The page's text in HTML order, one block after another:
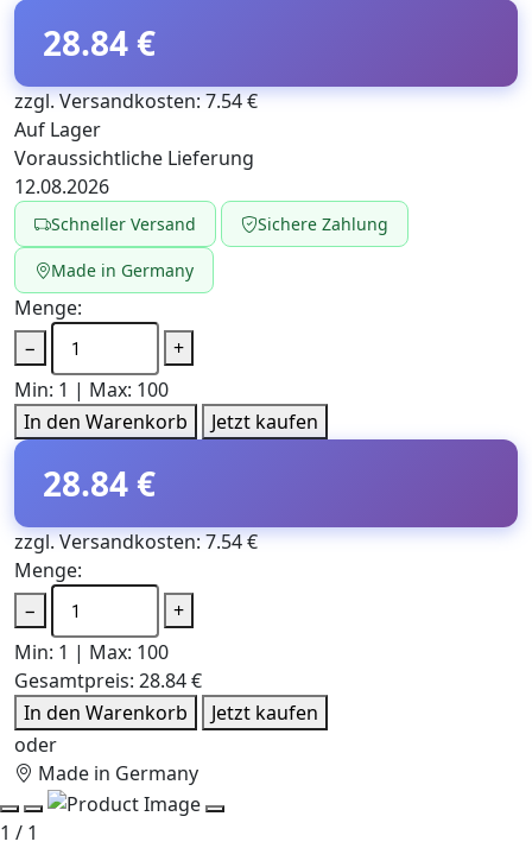
28.84 €
zzgl. Versandkosten: 7.54 €
Auf Lager
Voraussichtliche Lieferung
12.08.2026
Schneller Versand Sichere Zahlung
Made in Germany
Menge:
−
+
Min: 1 | Max: 100
In den Warenkorb
Jetzt kaufen
28.84 €
zzgl. Versandkosten: 7.54 €
Menge:
−
+
Min: 1 | Max: 100
Gesamtpreis: 28.84 €
In den Warenkorb
Jetzt kaufen
oder
Made in Germany
1 / 1